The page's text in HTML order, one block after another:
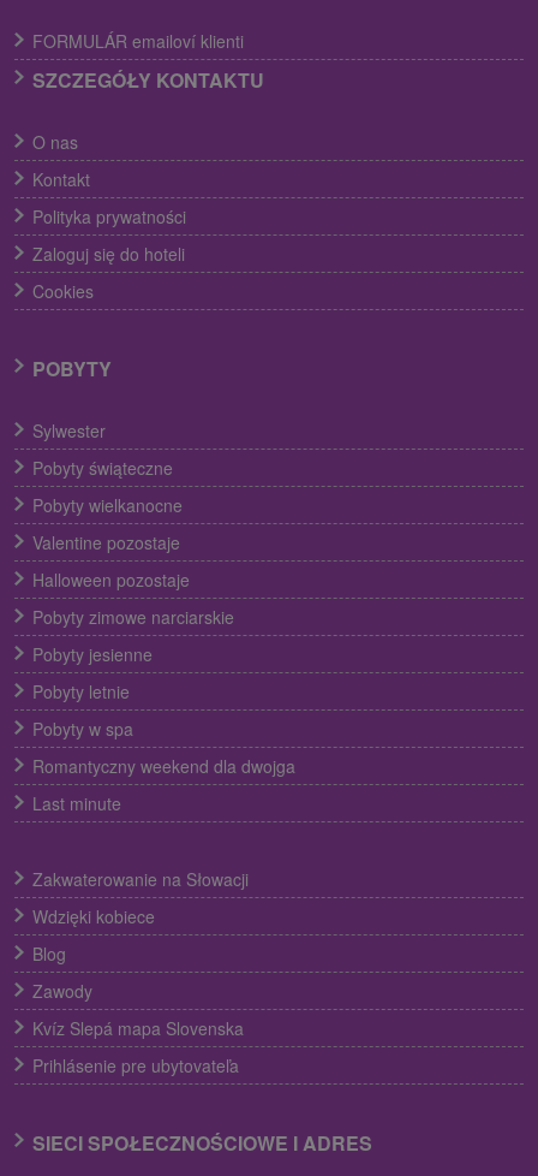
FORMULÁR emailoví klienti
SZCZEGÓŁY KONTAKTU
O nas
Kontakt
Polityka prywatności
Zaloguj się do hoteli
Cookies
POBYTY
Sylwester
Pobyty świąteczne
Pobyty wielkanocne
Valentine pozostaje
Halloween pozostaje
Pobyty zimowe narciarskie
Pobyty jesienne
Pobyty letnie
Pobyty w spa
Romantyczny weekend dla dwojga
Last minute
Zakwaterowanie na Słowacji
Wdzięki kobiece
Blog
Zawody
Kvíz Slepá mapa Slovenska
Prihlásenie pre ubytovateľa
SIECI SPOŁECZNOŚCIOWE I ADRES